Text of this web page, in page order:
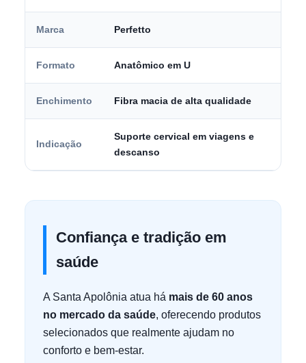
Marca Perfetto
Formato Anatômico em U
Enchimento Fibra macia de alta qualidade
Indicação
Suporte cervical em viagens e
descanso
Confiança e tradição em
saúde
A Santa Apolônia atua há mais de 60 anos
no mercado da saúde, oferecendo produtos
selecionados que realmente ajudam no
conforto e bem-estar.